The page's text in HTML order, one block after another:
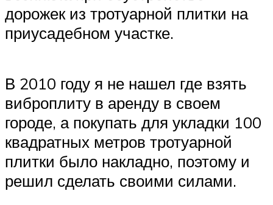
дорожек из тротуарной плитки на
приусадебном участке.
В 2010 году я не нашел где взять
виброплиту в аренду в своем
городе, а покупать для укладки 100
квадратных метров тротуарной
плитки было накладно, поэтому и
решил сделать своими силами.